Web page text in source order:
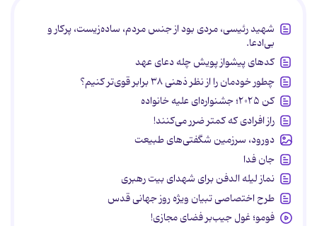
شهید رئیسی، مردی بود از جنس مردم، ساده‌زیست، پرکار و
بی‌ادعا.
کدهای پیشواز پویش چله دعای عهد
چطور خودمان را از نظر ذهنی ۳۸ برابر قوی‌تر کنیم؟
کن ۲۰۲۵؛ جشنواره‌ای علیه خانواده
راز افرادی که کمتر ضرر می‌کنند!
دورود، سرزمین شگفتی‌های طبیعت
جان فدا
نماز لیله الدفن برای شهدای بیت رهبری
طرح اختصاصی تبیان ویژه روز جهانی قدس
فومو؛ غول جیب‌بر فضای مجازی!